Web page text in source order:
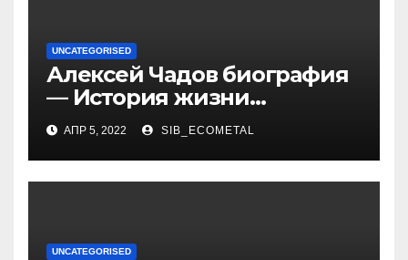
UNCATEGORISED
Алексей Чадов биография
— История жизни
российского актера
АПР 5, 2022 SIB_ECOMETAL
UNCATEGORISED